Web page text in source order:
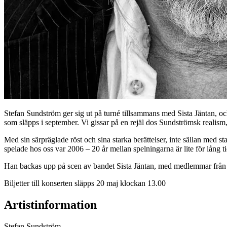
Stefan Sundström ger sig ut på turné tillsammans med Sista Jäntan,
som släpps i september. Vi gissar på en rejäl dos Sundströmsk
Med sin särpräglade röst och sina starka berättelser, inte sällan med
spelade hos oss var 2006 – 20 år mellan spelningarna är lite för lång
Han backas upp på scen av bandet Sista Jäntan, med medlemmar
Biljetter till konserten släpps 20 maj klockan 13.00
Artistinformation